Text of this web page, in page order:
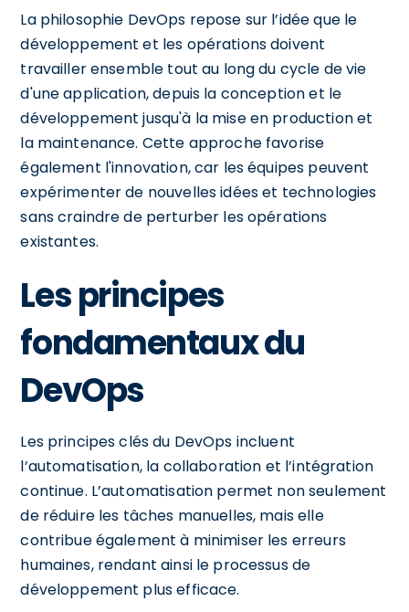
La philosophie DevOps repose sur l’idée que le
développement et les opérations doivent
travailler ensemble tout au long du cycle de vie
d'une application, depuis la conception et le
développement jusqu'à la mise en production et
la maintenance. Cette approche favorise
également l'innovation, car les équipes peuvent
expérimenter de nouvelles idées et technologies
sans craindre de perturber les opérations
existantes.
Les principes
fondamentaux du
DevOps
Les principes clés du DevOps incluent
l’automatisation, la collaboration et l’intégration
continue. L’automatisation permet non seulement
de réduire les tâches manuelles, mais elle
contribue également à minimiser les erreurs
humaines, rendant ainsi le processus de
développement plus efficace.